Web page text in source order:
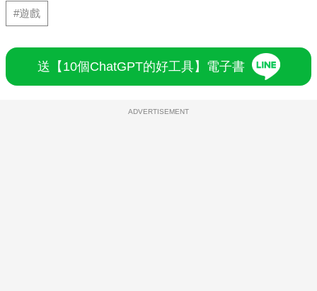
#遊戲
送【10個ChatGPT的好工具】電子書
ADVERTISEMENT